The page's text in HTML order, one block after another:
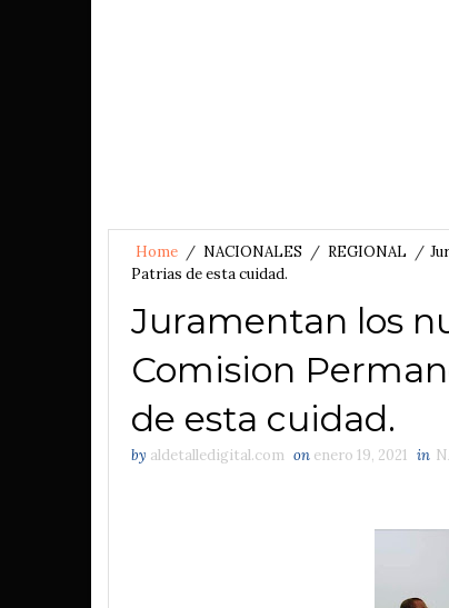
Home / NACIONALES / REGIONAL /
Patrias de esta cuidad.
Juramentan los
Comision
de esta cuidad.
by aldetalledigital.com on enero 19, 2021 in